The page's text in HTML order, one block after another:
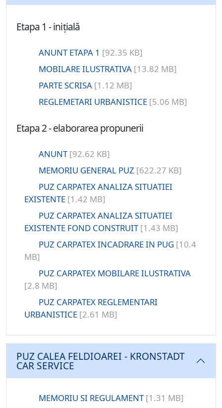
Etapa 1 - inițială
ANUNT ETAPA 1 [92.35 KB]
MOBILARE ILUSTRATIVA [13.82 MB]
PARTE SCRISA [1.12 MB]
REGLEMETARI URBANISTICE [5.06 MB]
Etapa 2 - elaborarea propunerii
ANUNT[92.62 KB]
MEMORIU GENERAL PUZ [622.27 KB]
PUZ CARPATEX ANALIZA SITUATIEI
EXISTENTE [1.42 MB]
PUZ CARPATEX ANALIZA SITUATIEI
EXISTENTE FOND CONSTRUIT[1.43 MB]
PUZ CARPATEX INCADRARE IN PUG [10.4
MB]
PUZ CARPATEX MOBILARE ILUSTRATIVA
[2.8 MB]
PUZ CARPATEX REGLEMENTARI
URBANISTICE [2.61 MB]
PUZ CALEA FELDIOAREI - KRONSTADT
CAR SERVICE
MEMORIU SI REGULAMENT[1.31 MB]